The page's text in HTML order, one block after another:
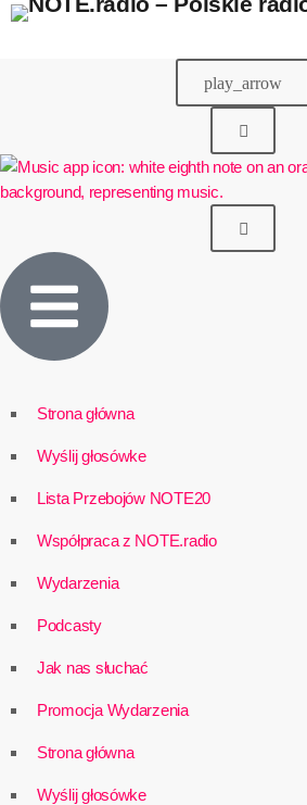
play_arrow
Strona główna
Wyślij głosówke
Lista Przebojów NOTE20
Współpraca z NOTE.radio
Wydarzenia
Podcasty
Jak nas słuchać
Promocja Wydarzenia
Strona główna
Wyślij głosówke